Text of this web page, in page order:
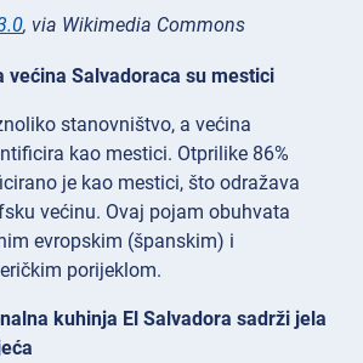
, via Wikimedia Commons
većina Salvadoraca su mestici
stanovništvo, a većina
kao mestici. Otprilike 86%
je kao mestici, što odražava
većinu. Ovaj pojam obuhvata
evropskim (španskim) i
porijeklom.
kuhinja El Salvadora sadrži jela